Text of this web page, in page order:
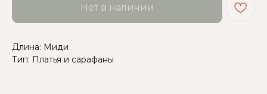
Нет в наличии
Длина: Миди
Тип: Платья и сарафаны
вам поможем!